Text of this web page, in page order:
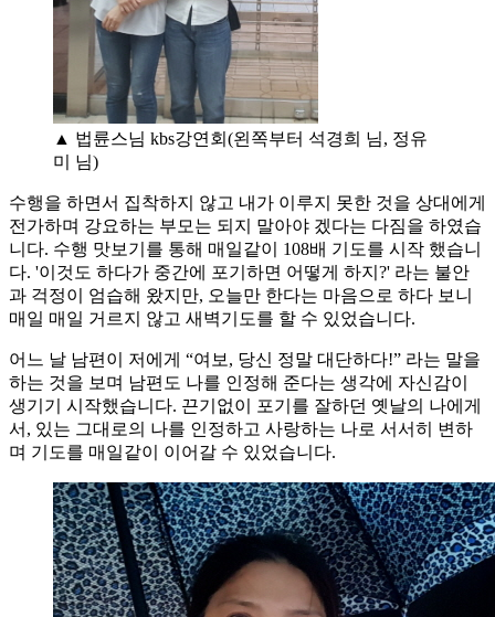
▲ 법륜스님 kbs강연회(왼쪽부터 석경희 님, 정유
미 님)
수행을 하면서 집착하지 않고 내가 이루지 못한 것을 상대에게
전가하며 강요하는 부모는 되지 말아야 겠다는 다짐을 하였습
니다. 수행 맛보기를 통해 매일같이 108배 기도를 시작 했습니
다. '이것도 하다가 중간에 포기하면 어떻게 하지?' 라는 불안
과 걱정이 엄습해 왔지만, 오늘만 한다는 마음으로 하다 보니
매일 매일 거르지 않고 새벽기도를 할 수 있었습니다.
어느 날 남편이 저에게 “여보, 당신 정말 대단하다!” 라는 말을
하는 것을 보며 남편도 나를 인정해 준다는 생각에 자신감이
생기기 시작했습니다. 끈기없이 포기를 잘하던 옛날의 나에게
서, 있는 그대로의 나를 인정하고 사랑하는 나로 서서히 변하
며 기도를 매일같이 이어갈 수 있었습니다.